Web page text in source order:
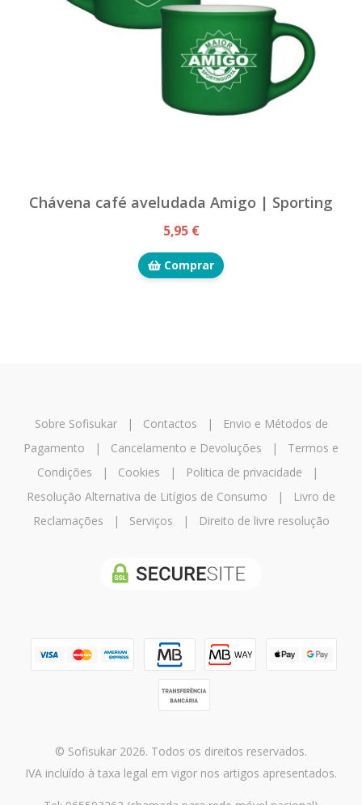
Chávena café aveludada Amigo | Sporting
5,95 €
Comprar
Sobre Sofisukar| Contactos |
Envio e Métodos de
Pagamento | Cancelamento e Devoluções | Termos e
Condições | Cookies | Politica de privacidade |
Resolução Alternativa de Litígios de Consumo |
Livro de
Reclamações | Serviços | Direito de livre resolução
© Sofisukar 2026. Todos os direitos reservados.
IVA incluído à taxa legal em vigor nos artigos apresentados.